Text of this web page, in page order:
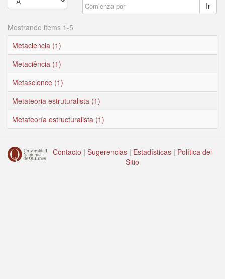
Ir
Mostrando items 1-5
Metaciencia (1)
Metaciência (1)
Metascience (1)
Metateoria estruturalista (1)
Metateoría estructuralista (1)
Contacto | Sugerencias | Estadísticas | Política del
Sitio